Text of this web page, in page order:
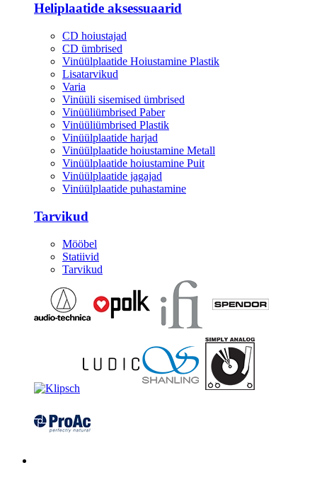
Heliplaatide aksessuaarid
CD hoiustajad
CD ümbrised
Vinüülplaatide Hoiustamine Plastik
Lisatarvikud
Varia
Vinüüli sisemised ümbrised
Vinüüliümbrised Paber
Vinüüliümbrised Plastik
Vinüülplaatide harjad
Vinüülplaatide hoiustamine Metall
Vinüülplaatide hoiustamine Puit
Vinüülplaatide jagajad
Vinüülplaatide puhastamine
Tarvikud
Mööbel
Statiivid
Tarvikud